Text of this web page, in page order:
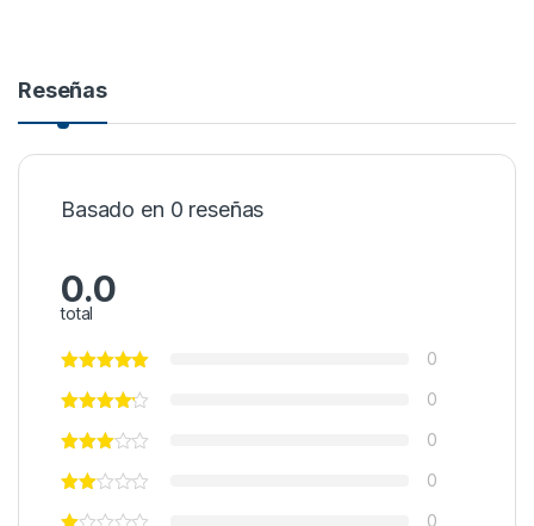
Reseñas
Basado en 0 reseñas
0.0
total
0
0
0
0
0